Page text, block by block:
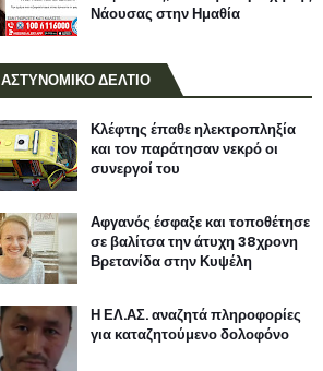
Νάουσας στην Ημαθία
ΑΣΤΥΝΟΜΙΚΟ ΔΕΛΤΙΟ
Κλέφτης έπαθε ηλεκτροπληξία
και τον παράτησαν νεκρό οι
συνεργοί του
Αφγανός έσφαξε και τοποθέτησε
σε βαλίτσα την άτυχη 38χρονη
Βρετανίδα στην Κυψέλη
Η ΕΛ.ΑΣ. αναζητά πληροφορίες
για καταζητούμενο δολοφόνο